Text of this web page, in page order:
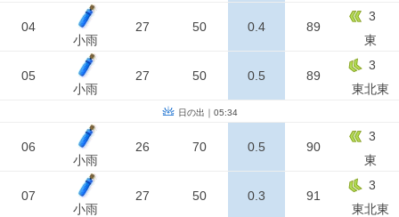
04
小雨
27 50 0.4 89
3
東
05
小雨
27 50 0.5 89
3
東北東
日の出｜05:34
06
小雨
26 70 0.5 90
3
東
07
小雨
27 50 0.3 91
3
東北東